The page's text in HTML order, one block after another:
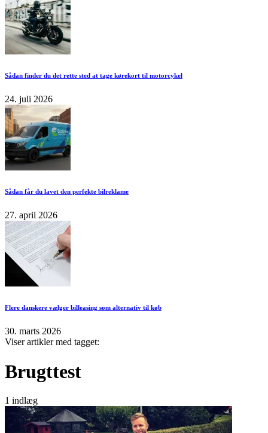
Sådan finder du det rette sted at tage kørekort til motorcykel
24. juli 2026
Sådan får du lavet den perfekte bilreklame
27. april 2026
Flere danskere vælger billeasing som alternativ til køb
30. marts 2026
Viser artikler med tagget:
Brugttest
1 indlæg